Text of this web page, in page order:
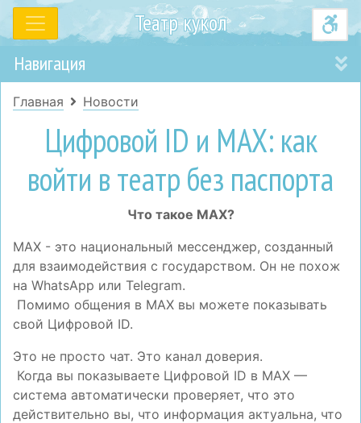
Театр кукол
Навигация
Главная Новости
Цифровой ID и MAX: как
войти в театр без паспорта
Что такое MAX?
MAX - это национальный мессенджер, созданный
для взаимодействия с государством. Он не похож
на WhatsApp или Telegram.
Помимо общения в MAX вы можете показывать
свой Цифровой ID.
Это не просто чат. Это канал доверия.
Когда вы показываете Цифровой ID в MAX —
система автоматически проверяет, что это
действительно вы, что информация актуальна, что